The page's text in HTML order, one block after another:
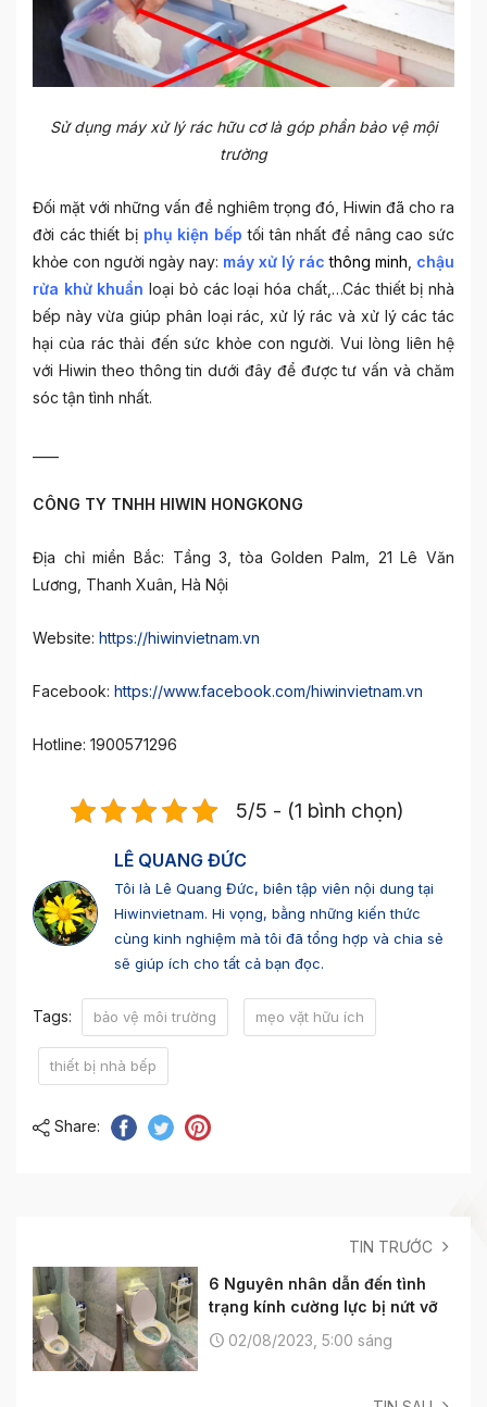
Sử dụng máy xử lý rác hữu cơ là góp phần bảo vệ mội
trường
Đối mặt với những vấn đề nghiêm trọng đó, Hiwin đã cho ra
đời các thiết bị phụ kiện bếp tối tân nhất để nâng cao sức
khỏe con người ngày nay: máy xử lý rác thông minh chậu
rửa khử khuẩn loại bỏ các loại hóa chất,…Các thiết bị nhà
bếp này vừa giúp phân loại rác, xử lý rác và xử lý các tác
hại của rác thải đến sức khỏe con người. Vui lòng liên hệ
với Hiwin theo thông tin dưới đây để được tư vấn và chăm
sóc tận tình nhất.
CÔNG TY TNHH HIWIN HONGKONG
Địa chỉ miền Bắc: Tầng 3, tòa Golden Palm, 21 Lê Văn
Lương, Thanh Xuân, Hà Nội
Website: https://hiwinvietnam.vn
Facebook: https://www.facebook.com/hiwinvietnam.vn
Hotline: 1900571296
5/5 - (1 bình chọn)
LÊ QUANG ĐỨC
Tôi là Lê Quang Đức, biên tập viên nội dung tại
Hiwinvietnam. Hi vọng, bằng những kiến thức
cùng kinh nghiệm mà tôi đã tổng hợp và chia sẻ
sẽ giúp ích cho tất cả bạn đọc.
Tags: bảo vệ môi trường mẹo vặt hữu ích
thiết bị nhà bếp
Share:
TIN TRƯỚC
6 Nguyên nhân dẫn đến tình
trạng kính cường lực bị nứt vỡ
02/08/2023, 5:00 sáng